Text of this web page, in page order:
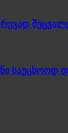
საუცხოოდ